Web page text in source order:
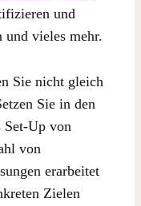
und
und vieles mehr.
Sie nicht gleich
Sie in den
Set-Up von
von
erarbeitet
Zielen